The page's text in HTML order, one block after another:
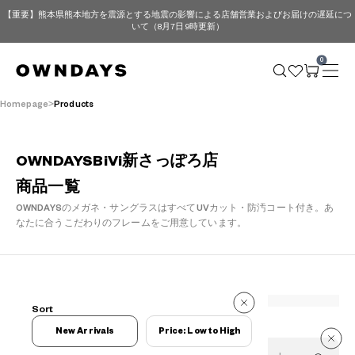
【重要】熊本県熊本地方を震源とする地震の影響による店舗営業およびお届けの遅延につ
いて（8月7日 9時更新）
0
Homepage Products
OWNDAYSBiVi新さっぽろ店
商品一覧
OWNDAYSのメガネ・サングラスはすべてUVカット・防汚コート付き。 あ
なたに合うこだわりのフレームをご用意しています。
244 Reviews
Sort
New Arrivals Price: Low to High